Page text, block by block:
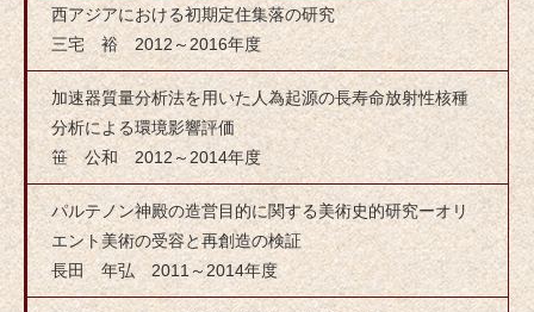
西アジアにおける初期定住集落の研究
三宅 裕 2012～2016年度
加速器質量分析法を用いた人為起源の長寿命放射性核種
分析による環境影響評価
笹 公和 2012～2014年度
パルテノン神殿の造営目的に関する美術史的研究ーオリ
エント美術の受容と再創造の検証
長田 年弘 2011～2014年度